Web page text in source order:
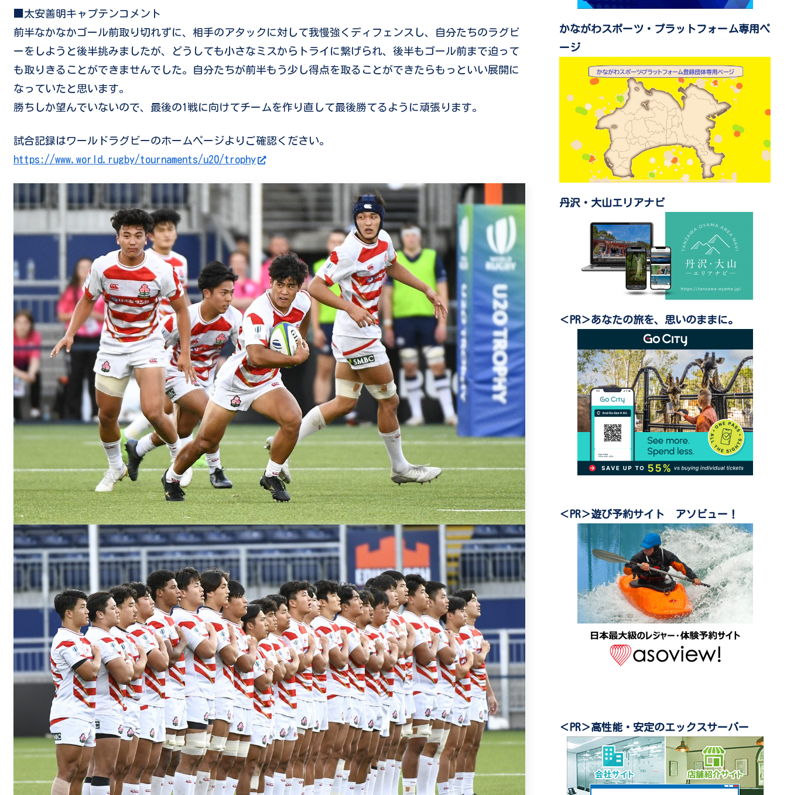
■太安善明キャプテンコメント
前半なかなかゴール前取り切れずに、相手のアタックに対して我慢強くディフェンスし、自分たちのラグビ
ーをしようと後半挑みましたが、どうしても小さなミスからトライに繋げられ、後半もゴール前まで迫って
も取りきることができませんでした。自分たちが前半もう少し得点を取ることができたらもっといい展開に
なっていたと思います。
勝ちしか望んでいないので、最後の1戦に向けてチームを作り直して最後勝てるように頑張ります。
試合記録はワールドラグビーのホームページよりご確認ください。
https://www.world.rugby/tournaments/u20/trophy
かながわスポーツ・プラットフォーム専用ペ
ージ
丹沢・大山エリアナビ
＜PR＞あなたの旅を、思いのままに。
＜PR＞遊び予約サイト アソビュー！
＜PR＞高性能・安定のエックスサーバー